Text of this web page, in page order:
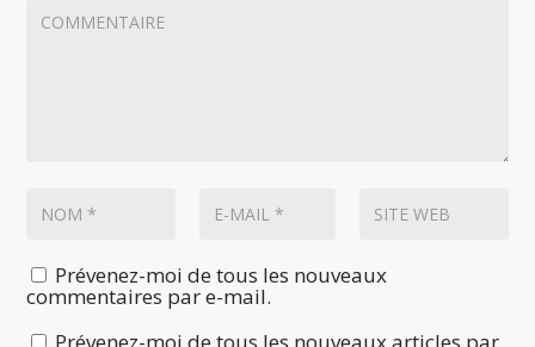
Prévenez-moi de tous les nouveaux
commentaires par e-mail.
Prévenez-moi de tous les nouveaux articles par